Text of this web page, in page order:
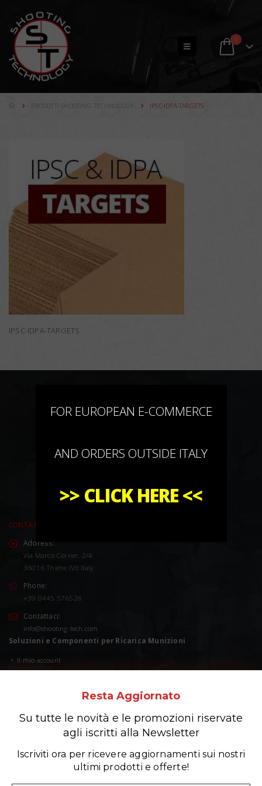
0
PRODOTTI SHOOTING TECHNOLOGY IPSC-IDPA-TARGETS
IPSC-IDPA-TARGETS
Resta Aggiornato
Su tutte le novità e le promozioni riservate
agli iscritti alla Newsletter
Iscriviti ora per ricevere aggiornamenti sui nostri
ultimi prodotti e offerte!
CONTATTACI
Address:
Via Marco Corner, 2/4
36016 Thiene (VI) Italy
Phone:
+39 0445 576528
Contattaci:
info@shooting-tech.com
Soluzioni e Componenti per Ricarica Munizioni
Il mio account
Condizioni di vendita
FOR EUROPEAN E-COMMERCE
AND ORDERS OUTSIDE ITALY
>> CLICK HERE<<